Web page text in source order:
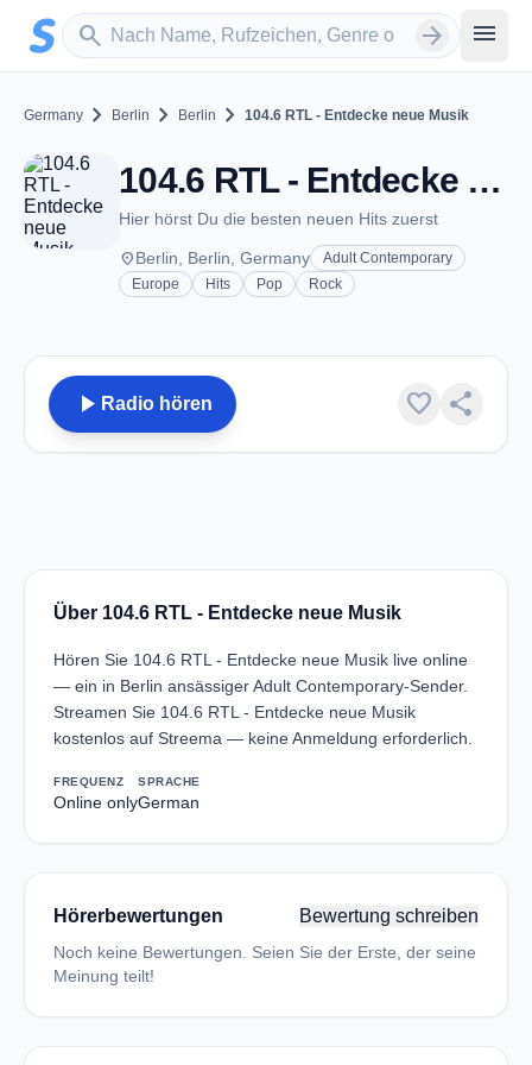
Zum Hauptinhalt springen
search
Sender suchen arrow_forward menu
Germany chevron_right Berlin chevron_right Berlin chevron_right 104.6 RTL - Entdecke neue Musik
104.6 RTL - Entdecke neue Musik - Berlin
Hier hörst Du die besten neuen Hits zuerst
placeBerlin, Berlin, Germany
Adult Contemporary
Europe
Hits Pop Rock
play_arrow Radio hören favorite share
Über 104.6 RTL - Entdecke neue Musik
Hören Sie 104.6 RTL - Entdecke neue Musik live online
— ein in Berlin ansässiger Adult Contemporary-Sender.
Streamen Sie 104.6 RTL - Entdecke neue Musik
kostenlos auf Streema — keine Anmeldung erforderlich.
FREQUENZ
Online only
SPRACHE
German
Hörerbewertungen Bewertung schreiben
Noch keine Bewertungen. Seien Sie der Erste, der seine
Meinung teilt!